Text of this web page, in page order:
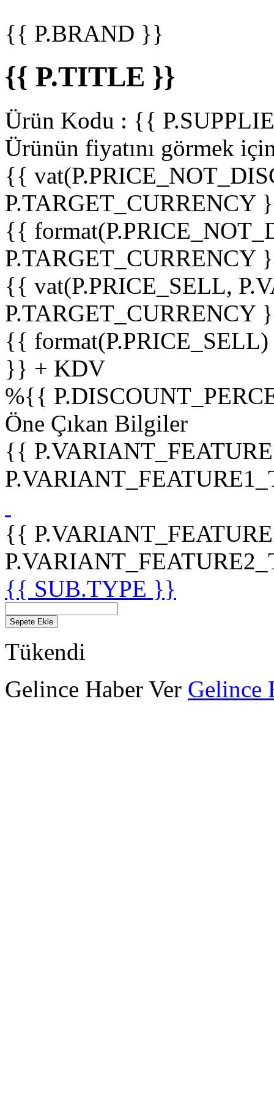
{{ P.BRAND }}
{{ P.TITLE }}
Ürün Kodu : {{
Ürünün fiyatını görmek
{{
P.TARGET_CURRENCY
{{
P.TARGET_CURRENCY
{{ vat(P.PRICE_SELL,
P.TARGET_CURRENCY
{{
}} + KDV
%{{
Öne Çıkan Bilgiler
{{
{{
{{ SUB.TYPE }}
Sepete Ekle
Tükendi
Gelince Haber Ver Gelince